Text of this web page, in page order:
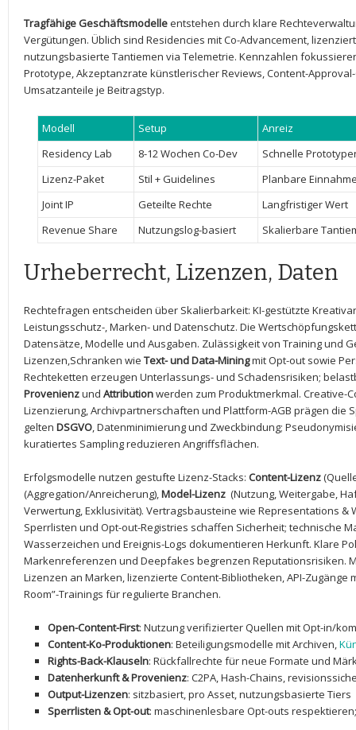
Tragfähige Geschäftsmodelleentstehen durch klare
⁣Vergütungen. Üblich sind Residencies ‌mit Co-Advancement,
nutzungsbasierte Tantiemen‌ via Telemetrie. Kennzahlen
Prototype, Akzeptanzrate ‍künstlerischer Reviews, Content-
Umsatzanteile je Beitragstyp.
Modell Setup
Anreiz
Residency Lab
8-12 Wochen Co-Dev
Schnelle
Lizenz-Paket
Stil + Guidelines
Planbare
Joint ⁣IP
Geteilte ‍Rechte
Langfristiger Wert
Revenue Share
Nutzungslog-basiert Skalierbare
Urheberrecht, Lizenzen, Daten
Rechtefragen entscheiden über Skalierbarkeit: KI-gestützte
⁤Leistungsschutz-, Marken- ⁣und Datenschutz. Die⁣
Datensätze, Modelle und Ausgaben. Zulässigkeit von Training und
Lizenzen,Schranken wie Text- und Data-Miningmit Opt-out sowie
Rechteketten erzeugen Unterlassungs- und ‌Schadensrisiken;
Provenienzund Attributionwerden zum Produktmerkmal. ⁤Creative-
Lizenzierung, Archivpartnerschaften und‍ Plattform-AGB ​prägen ​die
gelten‌ DSGVO, Datenminimierung und Zweckbindung;
kuratiertes Sampling reduzieren ‌Angriffsflächen.
Erfolgsmodelle nutzen ​gestufte Lizenz-Stacks: Content-Lizenz
‍(Aggregation/Anreicherung),‌Model-Lizenz (Nutzung, Weitergabe,
Verwertung,⁢ Exklusivität). Vertragsbausteine wie Representations &
‍Sperrlisten und Opt-out-Registries schaffen ​Sicherheit; technische​
Wasserzeichen und Ereignis-Logs dokumentieren ⁢Herkunft. Klare
Markenreferenzen und‍ Deepfakes begrenzen ⁣Reputationsrisiken.
Lizenzen an Marken, lizenzierte Content-Bibliotheken, API-Zugänge
Room”-Trainings für regulierte Branchen.
Open-Content-First: Nutzung verifizierter Quellen mit Opt-in/
Content-Ko-Produktionen: Beteiligungsmodelle mit ⁢Archiven,
Rights-Back-Klauseln: Rückfallrechte für neue Formate und
Datenherkunft & Provenienz: C2PA, ​Hash-Chains,
Output-Lizenzen: sitzbasiert, pro Asset, nutzungsbasierte Tiers
Sperrlisten & Opt-out: maschinenlesbare Opt-outs